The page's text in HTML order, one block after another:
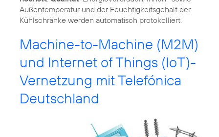
Außentemperatur und der Feuchtigkeitsgehalt der
Kühlschränke werden automatisch protokolliert.
Machine-to-Machine (M2M)
und Internet of Things (IoT)-
Vernetzung mit Telefónica
Deutschland